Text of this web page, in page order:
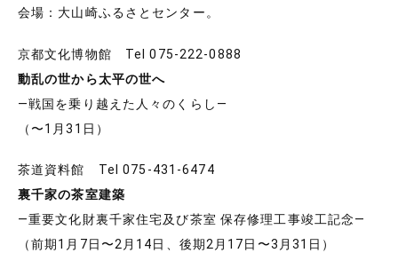
会場：大山崎ふるさとセンター。
京都文化博物館 Tel 075-222-0888
動乱の世から太平の世へ
―戦国を乗り越えた人々のくらし―
（〜1月31日）
茶道資料館 Tel 075-431-6474
裏千家の茶室建築
―重要文化財裏千家住宅及び茶室 保存修理工事竣工記念―
（前期1月7日〜2月14日、後期2月17日〜3月31日）